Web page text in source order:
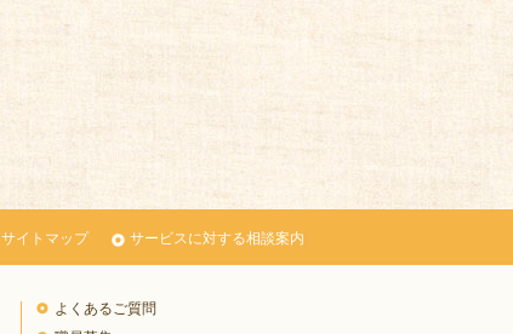
サイトマップ サービスに対する相談案内
よくあるご質問